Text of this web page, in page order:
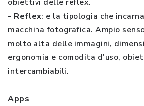
obiettivi delle reflex.
- Reflex: e la tipologia che
macchina fotografica. Ampio
molto alta delle immagini,
ergonomia e comodita d'uso,
intercambiabili.
Apps